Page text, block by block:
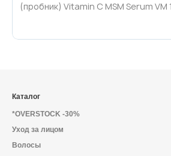
(пробник) Vitamin C MSM Serum VM
Каталог
*OVERSTOCK -30%
Уход за лицом
Волосы